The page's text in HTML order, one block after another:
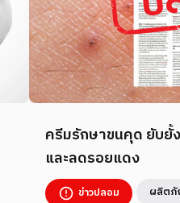
ครีมรักษาขนคุด ยับยั้
และลดรอยแดง
ข่าวปลอม ผลิต